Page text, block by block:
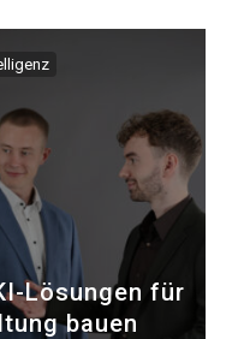
Lösungen für
bauen